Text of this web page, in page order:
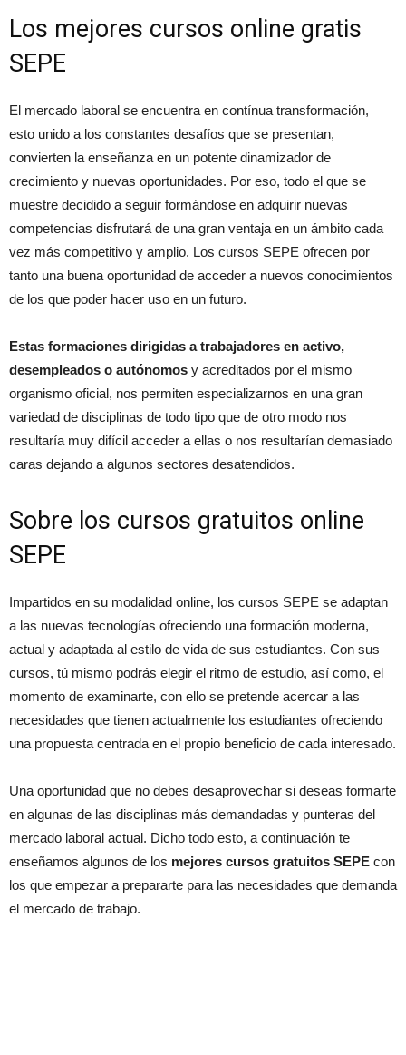
Los mejores cursos online gratis
SEPE
El mercado laboral se encuentra en contínua transformación,
esto unido a los constantes desafíos que se presentan,
convierten la enseñanza en un potente dinamizador de
crecimiento y nuevas oportunidades. Por eso, todo el que se
muestre decidido a seguir formándose en adquirir nuevas
competencias disfrutará de una gran ventaja en un ámbito cada
vez más competitivo y amplio. Los cursos SEPE ofrecen por
tanto una buena oportunidad de acceder a nuevos conocimientos
de los que poder hacer uso en un futuro.
Estas formaciones dirigidas a trabajadores en activo,
desempleados o autónomos y acreditados por el mismo
organismo oficial, nos permiten especializarnos en una gran
variedad de disciplinas de todo tipo que de otro modo nos
resultaría muy difícil acceder a ellas o nos resultarían demasiado
caras dejando a algunos sectores desatendidos.
Sobre los cursos gratuitos online
SEPE
Impartidos en su modalidad online, los cursos SEPE se adaptan
a las nuevas tecnologías ofreciendo una formación moderna,
actual y adaptada al estilo de vida de sus estudiantes. Con sus
cursos, tú mismo podrás elegir el ritmo de estudio, así como, el
momento de examinarte, con ello se pretende acercar a las
necesidades que tienen actualmente los estudiantes ofreciendo
una propuesta centrada en el propio beneficio de cada interesado.
Una oportunidad que no debes desaprovechar si deseas formarte
en algunas de las disciplinas más demandadas y punteras del
mercado laboral actual. Dicho todo esto, a continuación te
enseñamos algunos de los mejores cursos gratuitos SEPE con
los que empezar a prepararte para las necesidades que demanda
el mercado de trabajo.